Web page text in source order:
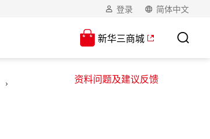
登录 简体中文
新华三商城
资料问题及建议反馈